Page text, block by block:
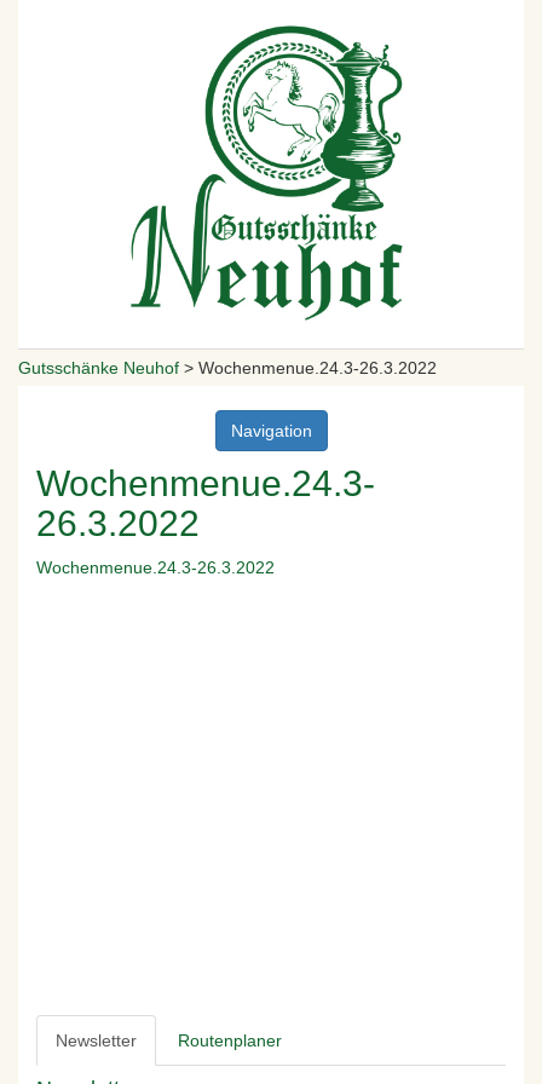
Gutsschänke Neuhof > Wochenmenue.24.3-26.3.2022
Navigation
Wochenmenue.24.3-
26.3.2022
Wochenmenue.24.3-26.3.2022
Newsletter Routenplaner